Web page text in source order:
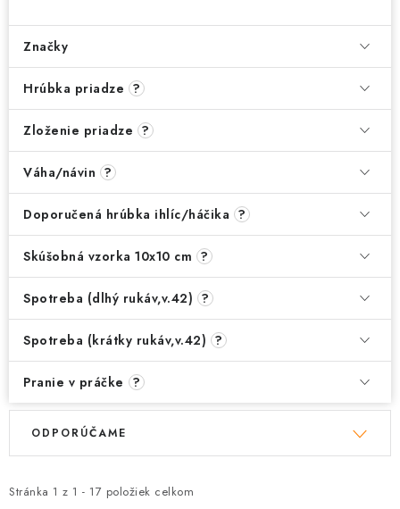
Značky
Hrúbka priadze ?
Zloženie priadze ?
Váha/návin ?
Doporučená hrúbka ihlíc/háčika ?
Skúšobná vzorka 10x10 cm ?
Spotreba (dlhý rukáv,v.42) ?
Spotreba (krátky rukáv,v.42) ?
Pranie v práčke ?
V
i
Stránka 1 z 1 - 17 položiek celkom
R
e
ODPORÚČAME